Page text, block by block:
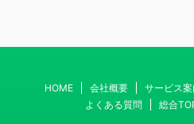
HOME 会社概要 サービス案
よくある質問
総合